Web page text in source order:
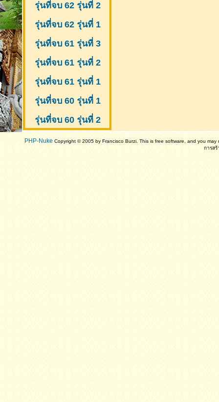
รุ่นที่จบ 62 รุ่นที่ 2
รุ่นที่จบ 62 รุ่นที่ 1
รุ่นที่จบ 61 รุ่นที่ 3
รุ่นที่จบ 61 รุ่นที่ 2
รุ่นที่จบ 61รุ่นที่ 1
รุ่นที่จบ 60 รุ่นที่ 1
รุ่นที่จบ 60 รุ่นที่ 2
PHP-NukeCopyright © 2005 by Francisco Burzi. This is free software, and you
การส